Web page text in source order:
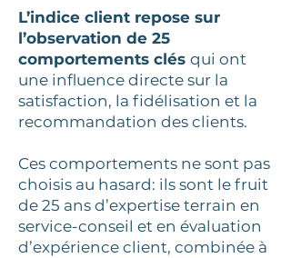
L’indice client repose sur
l’observation de 25
comportements clés qui ont
une influence directe sur la
satisfaction, la fidélisation et la
recommandation des clients.
Ces comportements ne sont pas
choisis au hasard: ils sont le fruit
de 25 ans d’expertise terrain en
service-conseil et en évaluation
d’expérience client, combinée à